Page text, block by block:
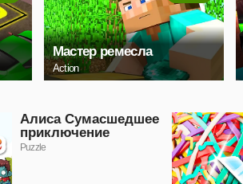
Мастер ремесла
Action
Алиса Сумасшедшее
приключение
Puzzle